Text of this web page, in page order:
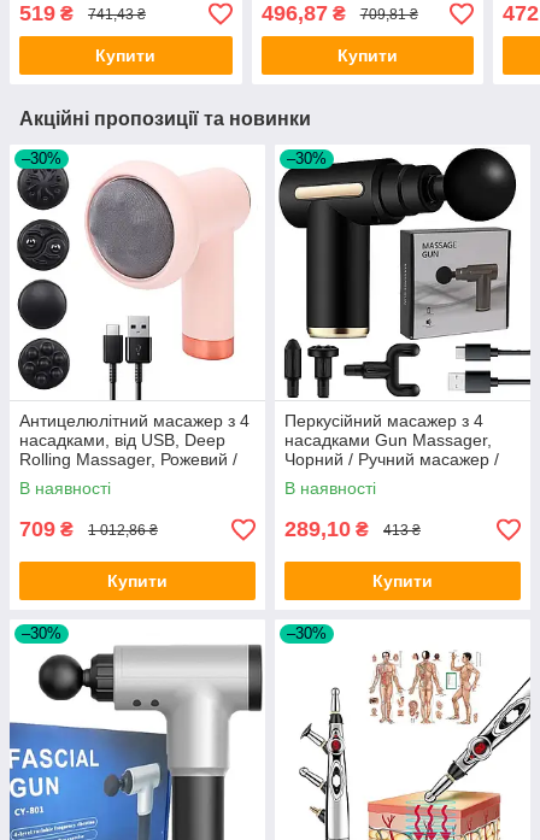
Ударний масажер /
Вібромасажер
519 ₴ 741,43 ₴
Купити
масажер для тіла
496,87₴ 709,81 ₴
Купити
Акційні пропозиції та новинки
–30%
Антицелюлітний масажер з 4
насадками, від USB, Deep
Rolling Massager, Рожевий /
Ручний масажер для всього
тіла
В наявності
709 ₴ 1 012,86 ₴
Купити
–30%
Перкусійний масажер з 4
насадками Gun Massager,
Чорний / Ручний масажер /
Масажер для тіла
В наявності
289,10 ₴ 413 ₴
Купити
–30% –30%